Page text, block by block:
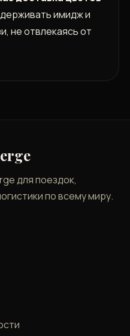
имидж и
не отвлекаясь от
для поездок,
по всему миру.